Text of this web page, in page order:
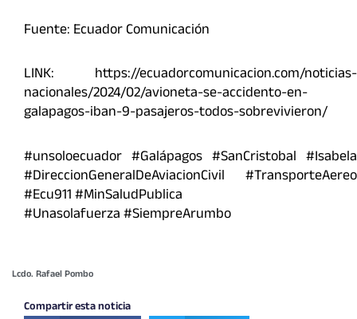
Fuente: Ecuador Comunicación
LINK: https://ecuadorcomunicacion.com/noticias-
nacionales/2024/02/avioneta-se-accidento-en-
galapagos-iban-9-pasajeros-todos-sobrevivieron/
#unsoloecuador #Galápagos #SanCristobal #Isabela
#DireccionGeneralDeAviacionCivil #TransporteAereo
#Ecu911 #MinSaludPublica
#Unasolafuerza #SiempreArumbo
Lcdo. Rafael Pombo
Compartir esta noticia